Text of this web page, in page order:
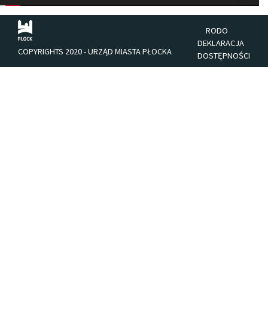
COPYRIGHTS 2020 - URZĄD MIASTA PŁOCKA
RODO
DEKLARACJA
DOSTĘPNOŚCI